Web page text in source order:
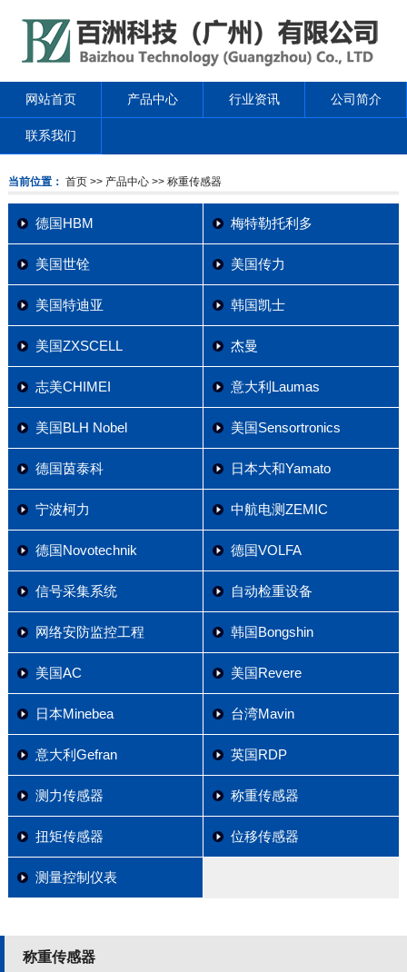
网站首页 产品中心 行业资讯 公司简介
联系我们
当前位置： 首页 >> 产品中心>> 称重传感器
德国HBM 梅特勒托利多
美国世铨 美国传力
美国特迪亚 韩国凯士
美国ZXSCELL 杰曼
志美CHIMEI 意大利Laumas
美国BLH Nobel 美国Sensortronics
德国茵泰科 日本大和Yamato
宁波柯力 中航电测ZEMIC
德国Novotechnik 德国VOLFA
信号采集系统 自动检重设备
网络安防监控工程 韩国Bongshin
美国AC 美国Revere
日本Minebea 台湾Mavin
意大利Gefran 英国RDP
测力传感器 称重传感器
扭矩传感器 位移传感器
测量控制仪表
称重传感器